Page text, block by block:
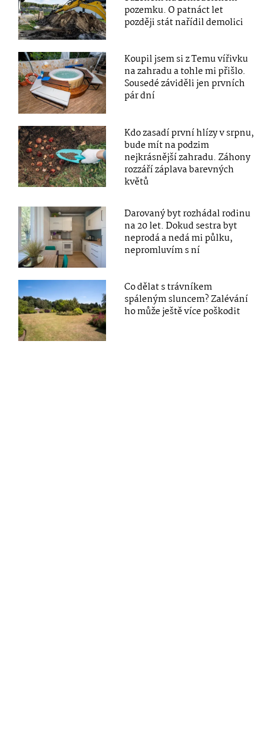
pozemku. O patnáct let
později stát nařídil demolici
Koupil jsem si z Temu vířivku
na zahradu a tohle mi přišlo.
Sousedé záviděli jen prvních
pár dní
Kdo zasadí první hlízy v srpnu,
bude mít na podzim
nejkrásnější zahradu. Záhony
rozzáří záplava barevných
květů
Darovaný byt rozhádal rodinu
na 20 let. Dokud sestra byt
neprodá a nedá mi půlku,
nepromluvím s ní
Co dělat s trávníkem
spáleným sluncem? Zalévání
ho může ještě více poškodit